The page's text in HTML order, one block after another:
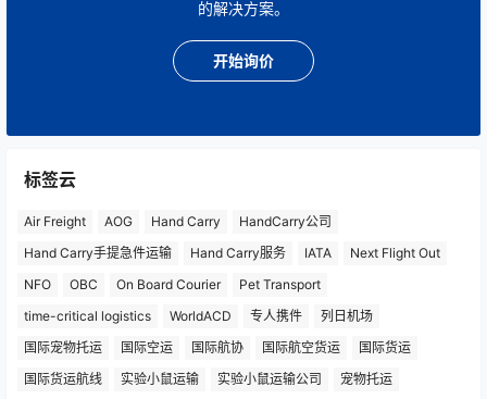
的解决方案。
开始询价
标签云
Air Freight AOG Hand Carry
HandCarry公司
Hand Carry手提急件运输
Hand Carry服务 IATA
Next Flight Out
NFO
OBC On Board Courier
Pet Transport
time-critical logistics
WorldACD 专人携件
列日机场
国际宠物托运
国际空运 国际航协 国际航空货运
国际货运
国际货运航线
实验小鼠运输 实验小鼠运输公司 宠物托运